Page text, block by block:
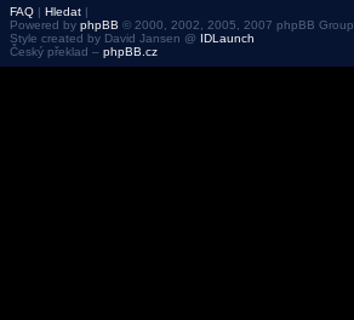
FAQ | Hledat |
Powered by phpBB © 2000, 2002, 2005, 2007 phpBB Group
Style created by David Jansen @ IDLaunch
Český překlad – phpBB.cz